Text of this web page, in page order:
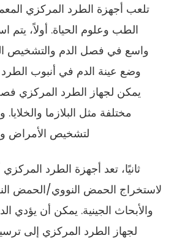
تلعب أجهزة الطرد المركزي
الطب وعلوم الحياة. أولاً، يتم
واسع في فصل الدم والتشخيص
وضع عينة الدم في أنبوب الطرد
يمكن لجهاز الطرد المركزي
مختلفة مثل البلازما والخلايا.
لتشخيص الأمراض
ثانيًا، تعد أجهزة الطرد
والأبحاث الجينية. يمكن أن يؤدي
لجهاز الطرد المركزي إلى